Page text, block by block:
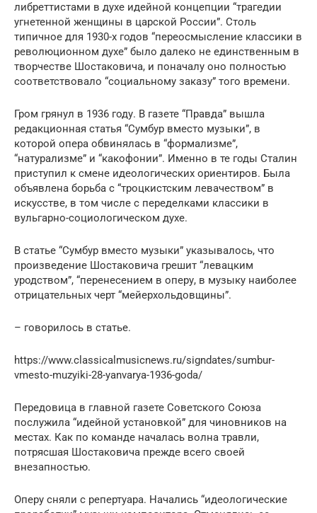
либреттистами в духе идейной концепции “трагедии
угнетенной женщины в царской России”. Столь
типичное для 1930-х годов “переосмысление классики в
революционном духе” было далеко не единственным в
творчестве Шостаковича, и поначалу оно полностью
соответствовало “социальному заказу” того времени.
Гром грянул в 1936 году. В газете “Правда” вышла
редакционная статья “Сумбур вместо музыки”, в
которой опера обвинялась в “формализме”,
“натурализме” и “какофонии”. Именно в те годы Сталин
приступил к смене идеологических ориентиров. Была
объявлена борьба с “троцкистским левачеством” в
искусстве, в том числе с переделками классики в
вульгарно-социологическом духе.
В статье “Сумбур вместо музыки” указывалось, что
произведение Шостаковича грешит “левацким
уродством”, “перенесением в оперу, в музыку наиболее
отрицательных черт “мейерхольдовщины”.
– говорилось в статье.
https://www.classicalmusicnews.ru/signdates/sumbur-
vmesto-muzyiki-28-yanvarya-1936-goda/
Передовица в главной газете Советского Союза
послужила “идейной установкой” для чиновников на
местах. Как по команде началась волна травли,
потрясшая Шостаковича прежде всего своей
внезапностью.
Оперу сняли с репертуара. Начались “идеологические